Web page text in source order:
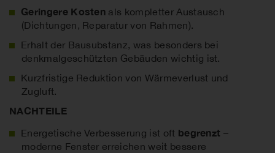
Geringere Kosten als kompletter Austausch
(Dichtungen, Reparatur von Rahmen).
Erhalt der Bausubstanz, was besonders bei
denkmalgeschützten Gebäuden wichtig ist.
Kurzfristige Reduktion von Wärmeverlust und
Zugluft.
NACHTEILE
Energetische Verbesserung ist oft begrenzt –
moderne Fenster erreichen weit bessere